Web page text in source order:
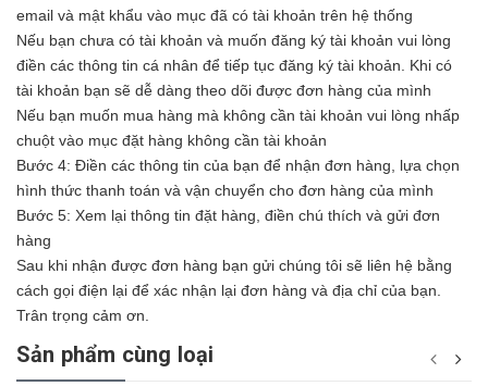
email và mật khẩu vào mục đã có tài khoản trên hệ thống
Nếu bạn chưa có tài khoản và muốn đăng ký tài khoản vui lòng
điền các thông tin cá nhân để tiếp tục đăng ký tài khoản. Khi có
tài khoản bạn sẽ dễ dàng theo dõi được đơn hàng của mình
Nếu bạn muốn mua hàng mà không cần tài khoản vui lòng nhấp
chuột vào mục đặt hàng không cần tài khoản
Bước 4: Điền các thông tin của bạn để nhận đơn hàng, lựa chọn
hình thức thanh toán và vận chuyển cho đơn hàng của mình
Bước 5: Xem lại thông tin đặt hàng, điền chú thích và gửi đơn
hàng
Sau khi nhận được đơn hàng bạn gửi chúng tôi sẽ liên hệ bằng
cách gọi điện lại để xác nhận lại đơn hàng và địa chỉ của bạn.
Trân trọng cảm ơn.
Sản phẩm cùng loại